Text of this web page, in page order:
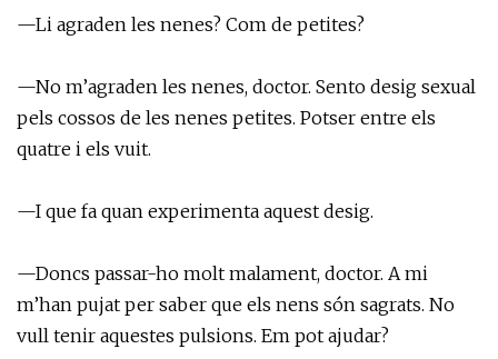
—Li agraden les nenes? Com de petites?
—No m’agraden les nenes, doctor. Sento desig sexual
pels cossos de les nenes petites. Potser entre els
quatre i els vuit.
—I que fa quan experimenta aquest desig.
—Doncs passar-ho molt malament, doctor. A mi
m’han pujat per saber que els nens són sagrats. No
vull tenir aquestes pulsions. Em pot ajudar?